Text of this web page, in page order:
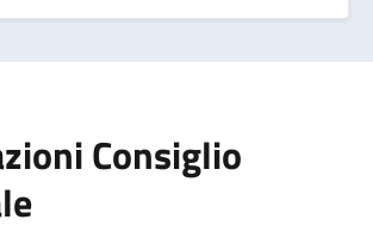
Consiglio